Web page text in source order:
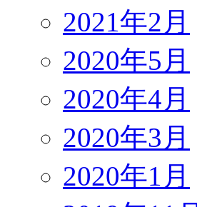
2021年2月
2020年5月
2020年4月
2020年3月
2020年1月